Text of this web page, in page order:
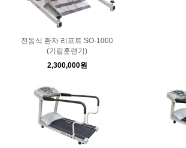
전동식 환자 리프트 SO-1000
(기립훈련기)
2,300,000원